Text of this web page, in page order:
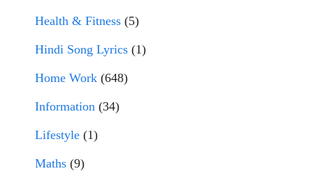
Health & Fitness (5)
Hindi Song Lyrics (1)
Home Work (648)
Information (34)
Lifestyle (1)
Maths (9)